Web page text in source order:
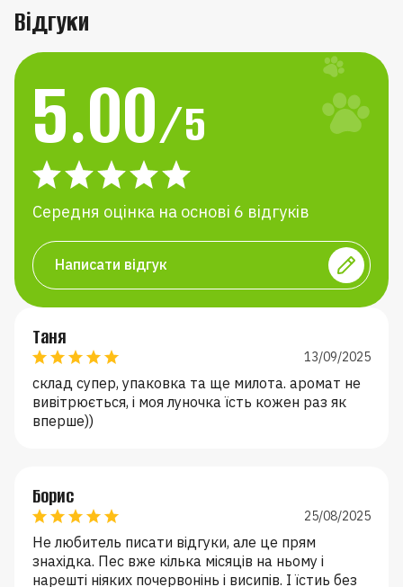
Відгуки
5.00/5
Середня оцінка на основі 6 відгуків
Написати відгук
Таня
13/09/2025
склад супер, упаковка та ще милота. аромат не
вивітрюється, і моя луночка їсть кожен раз як
вперше))
Борис
25/08/2025
Не любитель писати відгуки, але це прям
знахідка. Пес вже кілька місяців на ньому і
нарешті ніяких почервонінь і висипів. І їстиь без